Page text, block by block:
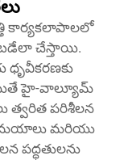
కార్యకలాపాలలో
చేస్తాయి.
హై-వాల్యూమ్
త్వరిత పరిశీలన
మరియు
పద్ధతులను